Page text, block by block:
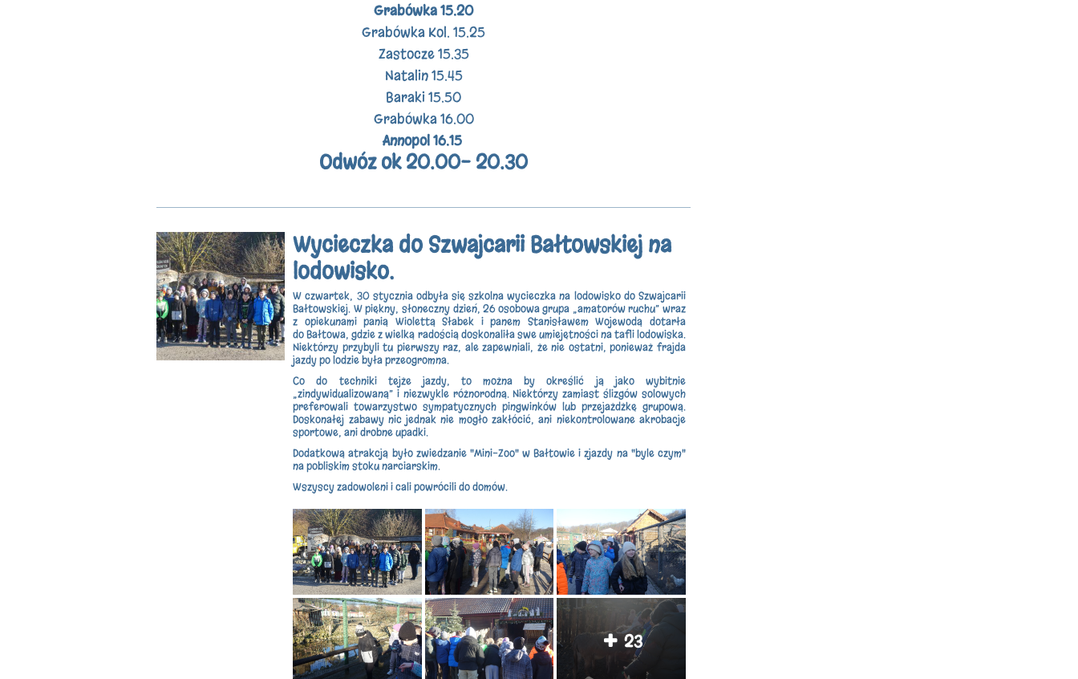
Grabówka 15.20
Grabówka Kol. 15.25
Zastocze 15.35
Natalin 15.45
Baraki 15.50
Grabówka 16.00
Annopol 16.15
Odwóz ok 20.00- 20.30
Wycieczka do Szwajcarii Bałtowskiej na
lodowisko.
W czwartek, 30 stycznia odbyła się szkolna wycieczka na lodowisko do Szwajcarii
Bałtowskiej. W piękny, słoneczny dzień, 26 osobowa grupa „amatorów ruchu” wraz
z opiekunami panią Wiolettą Słabek i panem Stanisławem Wojewodą dotarła
do Bałtowa, gdzie z wielką radością doskonaliła swe umiejętności na tafli lodowiska.
Niektórzy przybyli tu pierwszy raz, ale zapewniali, że nie ostatni, ponieważ frajda
jazdy po lodzie była przeogromna.
Co do techniki tejże jazdy, to można by określić ją jako wybitnie
„zindywidualizowaną” i niezwykle różnorodną. Niektórzy zamiast ślizgów solowych
preferowali towarzystwo sympatycznych pingwinków lub przejażdżkę grupową.
Doskonałej zabawy nic jednak nie mogło zakłócić, ani niekontrolowane akrobacje
sportowe, ani drobne upadki.
Dodatkową atrakcją było zwiedzanie "Mini-Zoo" w Bałtowie i zjazdy na "byle czym"
na pobliskim stoku narciarskim.
Wszyscy zadowoleni i cali powrócili do domów.
23